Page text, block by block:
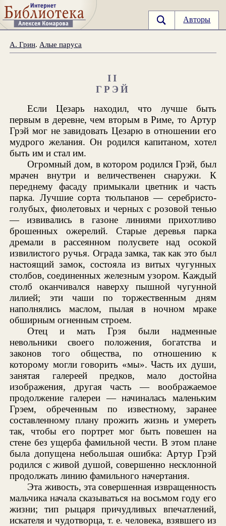
Авторы
А. Грин. Алые паруса
II
ГРЭЙ
Если Цезарь находил, что лучше быть
первым в деревне, чем вторым в Риме, то Артур
Грэй мог не завидовать Цезарю в отношении его
мудрого желания. Он родился капитаном, хотел
быть им и стал им.
Огромный дом, в котором родился Грэй, был
мрачен внутри и величественен снаружи. К
переднему фасаду примыкали цветник и часть
парка. Лучшие сорта тюльпанов — серебристо-
голубых, фиолетовых и черных с розовой тенью
— извивались в газоне линиями прихотливо
брошенных ожерелий. Старые деревья парка
дремали в рассеянном полусвете над осокой
извилистого ручья. Ограда замка, так как это был
настоящий замок, состояла из витых чугунных
столбов, соединенных железным узором. Каждый
столб оканчивался наверху пышной чугунной
лилией; эти чаши по торжественным дням
наполнялись маслом, пылая в ночном мраке
обширным огненным строем.
Отец и мать Грэя были надменные
невольники своего положения, богатства и
законов того общества, по отношению к
которому могли говорить «мы». Часть их души,
занятая галереей предков, мало достойна
изображения, другая часть — воображаемое
продолжение галереи — начиналась маленьким
Грэем, обреченным по известному, заранее
составленному плану прожить жизнь и умереть
так, чтобы его портрет мог быть повешен на
стене без ущерба фамильной чести. В этом плане
была допущена небольшая ошибка: Артур Грэй
родился с живой душой, совершенно несклонной
продолжать линию фамильного начертания.
Эта живость, эта совершенная извращенность
мальчика начала сказываться на восьмом году его
жизни; тип рыцаря причудливых впечатлений,
искателя и чудотворца, т. е. человека, взявшего из